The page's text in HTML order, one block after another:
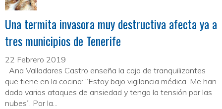
Una termita invasora muy destructiva afecta ya a
tres municipios de Tenerife
22 Febrero 2019
Ana Valladares Castro enseña la caja de tranquilizantes
que tiene en la cocina: “Estoy bajo vigilancia médica. Me han
dado varios ataques de ansiedad y tengo la tensión por las
nubes”. Por la...